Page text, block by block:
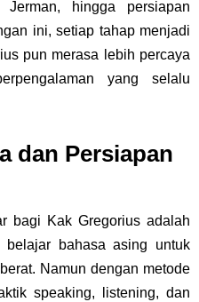
Jerman, hingga persiapan
ini, setiap tahap menjadi
pun merasa lebih percaya
yang selalu
dan Persiapan
bagi Kak Gregorius adalah
bahasa asing untuk
Namun dengan metode
speaking, listening, dan